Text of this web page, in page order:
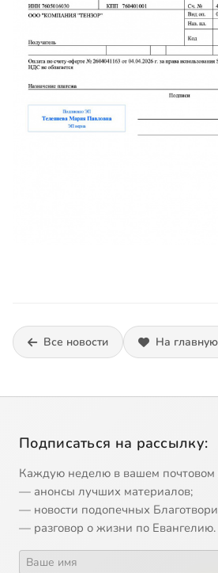
Все новости На
Подписаться на рассылку:
Каждую неделю в вашем почтовом
— анонсы лучших материалов;
— новости подопечных
— разговор о жизни по Евангелию.